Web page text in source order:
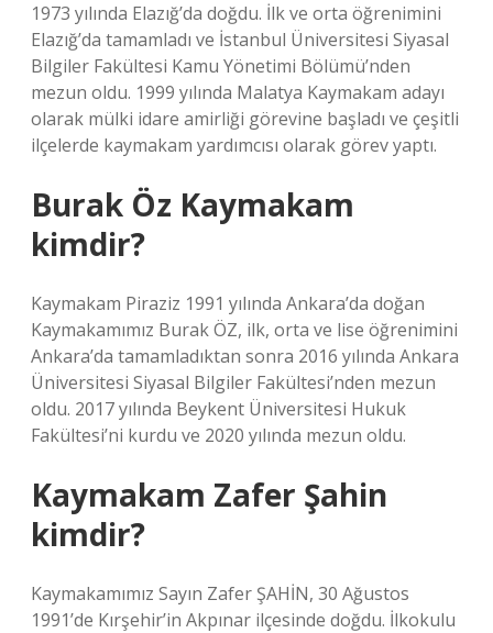
1973 yılında Elazığ’da doğdu. İlk ve orta öğrenimini
Elazığ’da tamamladı ve İstanbul Üniversitesi Siyasal
Bilgiler Fakültesi Kamu Yönetimi Bölümü’nden
mezun oldu. 1999 yılında Malatya Kaymakam adayı
olarak mülki idare amirliği görevine başladı ve çeşitli
ilçelerde kaymakam yardımcısı olarak görev yaptı.
Burak Öz Kaymakam
kimdir?
Kaymakam Piraziz 1991 yılında Ankara’da doğan
Kaymakamımız Burak ÖZ, ilk, orta ve lise öğrenimini
Ankara’da tamamladıktan sonra 2016 yılında Ankara
Üniversitesi Siyasal Bilgiler Fakültesi’nden mezun
oldu. 2017 yılında Beykent Üniversitesi Hukuk
Fakültesi’ni kurdu ve 2020 yılında mezun oldu.
Kaymakam Zafer Şahin
kimdir?
Kaymakamımız Sayın Zafer ŞAHİN, 30 Ağustos
1991’de Kırşehir’in Akpınar ilçesinde doğdu. İlkokulu